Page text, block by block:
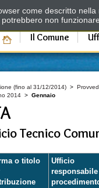
Il Comune
(fino al 31/12/2014) >
2014 > Gennaio
Tecnico
o titolo
Ufficio
responsabile
come descritto nella
non